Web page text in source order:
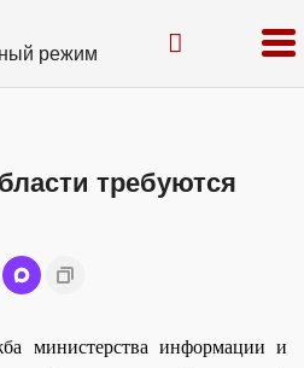
режим
требуются
министерства информации и